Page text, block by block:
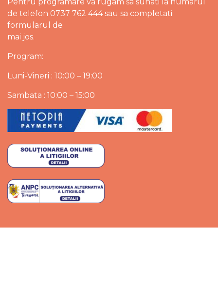
de telefon 0737 762 444 sau sa completati
formularul de
mai jos.
Program:
Luni-Vineri : 10:00 – 19:00
Sambata : 10:00 – 15:00